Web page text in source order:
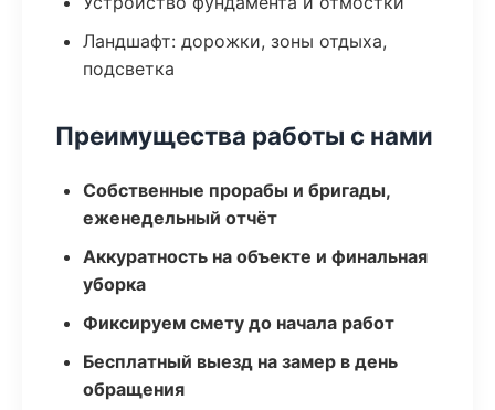
Ландшафт: дорожки, зоны отдыха,
подсветка
Преимущества работы с нами
Собственные прорабы и бригады,
еженедельный отчёт
Аккуратность на объекте и финальная
уборка
Фиксируем смету до начала работ
Бесплатный выезд на замер в день
обращения